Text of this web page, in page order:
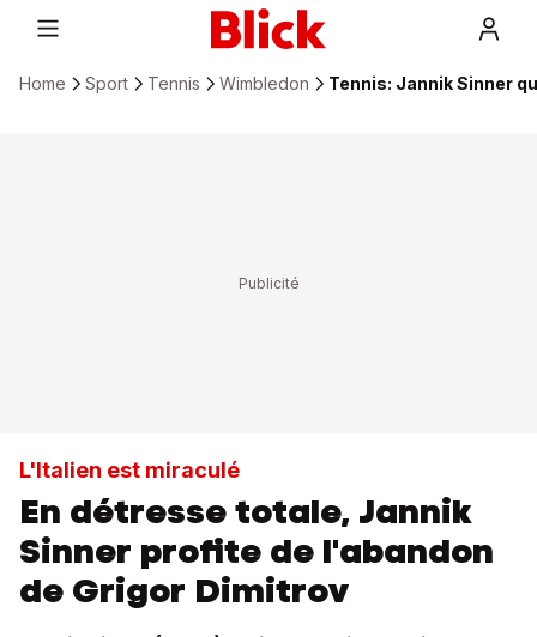
Home Sport Tennis Wimbledon Tennis: Jannik Sinner
L'Italien est miraculé
En détresse totale, Jannik
Sinner profite de l'abandon
de Grigor Dimitrov